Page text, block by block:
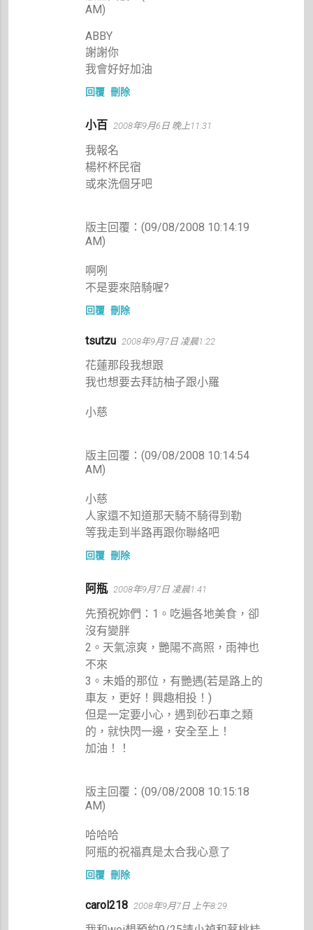
AM)
ABBY
謝謝你
我會好好加油
回覆 刪除
小百 2008年9月6日 晚上11:31
我報名
楊杯杯民宿
或來洗個牙吧
版主回覆：(09/08/2008 10:14:19
AM)
啊咧
不是要來陪騎喔?
回覆 刪除
tsutzu 2008年9月7日 凌晨1:22
花蓮那段我想跟
我也想要去拜訪柚子跟小羅
小慈
版主回覆：(09/08/2008 10:14:54
AM)
小慈
人家還不知道那天騎不騎得到勒
等我走到半路再跟你聯絡吧
回覆 刪除
阿瓶 2008年9月7日 凌晨1:41
先預祝妳們：1。吃遍各地美食，卻
沒有變胖
2。天氣涼爽，艷陽不高照，雨神也
不來
3。未婚的那位，有艷遇(若是路上的
車友，更好！興趣相投！)
但是一定要小心，遇到砂石車之類
的，就快閃一邊，安全至上！
加油！！
版主回覆：(09/08/2008 10:15:18
AM)
哈哈哈
阿瓶的祝福真是太合我心意了
回覆 刪除
carol218 2008年9月7日 上午8:29